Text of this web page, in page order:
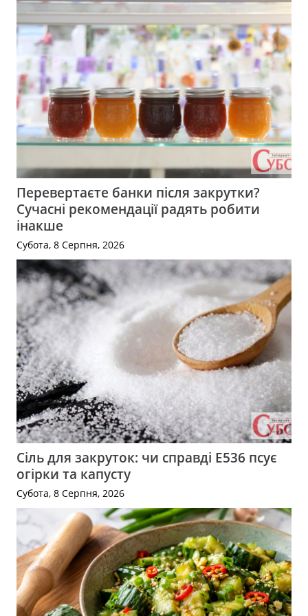
Перевертаєте банки після закрутки?
Сучасні рекомендації радять робити
інакше
Субота, 8 Серпня, 2026
Сіль для закруток: чи справді Е536 псує
огірки та капусту
Субота, 8 Серпня, 2026